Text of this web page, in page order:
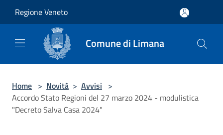
Regione Veneto
Comune di Limana
Home > Novità > Avvisi >
Accordo Stato Regioni del 27 marzo 2024 - modulistica
"Decreto Salva Casa 2024"